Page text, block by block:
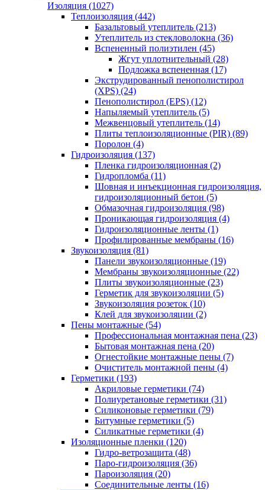
Изоляция (1027)
Теплоизоляция (442)
Базальтовый утеплитель (213)
Утеплитель из стекловолокна (36)
Вспененный полиэтилен (45)
Жгут уплотнительный (28)
Подложка вспененная (17)
Экструдированный пенополистирол
(XPS) (24)
Пенополистирол (EPS) (12)
Напыляемый утеплитель (5)
Межвенцовый утеплитель (14)
Плиты теплоизоляционные (PIR) (89)
Поролон (4)
Гидроизоляция (137)
Пленка гидроизоляционная (2)
Гидропломба (11)
Шовная и инъекционная гидроизоляция,
гидроизоляционный бетон (5)
Обмазочная гидроизоляция (98)
Проникающая гидроизоляция (4)
Гидроизоляционные ленты (1)
Профилированные мембраны (16)
Звукоизоляция (81)
Панели звукоизоляционные (19)
Мембраны звукоизоляционные (22)
Плиты звукоизоляционные (23)
Герметик для звукоизоляции (5)
Звукоизоляция розеток (10)
Клей для звукоизоляции (2)
Пены монтажные (54)
Профессиональная монтажная пена (23)
Бытовая монтажная пена (20)
Огнестойкие монтажные пены (7)
Очиститель монтажной пены (4)
Герметики (193)
Акриловые герметики (74)
Полиуретановые герметики (31)
Силиконовые герметики (79)
Битумные герметики (5)
Силикатные герметики (4)
Изоляционные пленки (120)
Гидро-ветрозащита (48)
Паро-гидроизоляция (36)
Пароизоляция (20)
Соединительные ленты (16)